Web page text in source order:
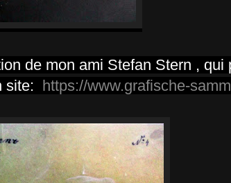
de mon ami Stefan Stern ,
site: https://www.grafische-